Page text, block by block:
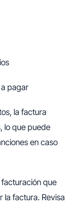
pagar
la factura
lo que puede
en caso
que
la factura. Revisa